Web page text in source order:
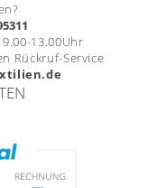
13.00Uhr
Rückruf-Service